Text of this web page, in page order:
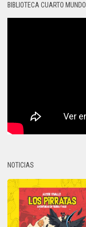
BIBLIOTECA CUARTO MUNDO
NOTICIAS